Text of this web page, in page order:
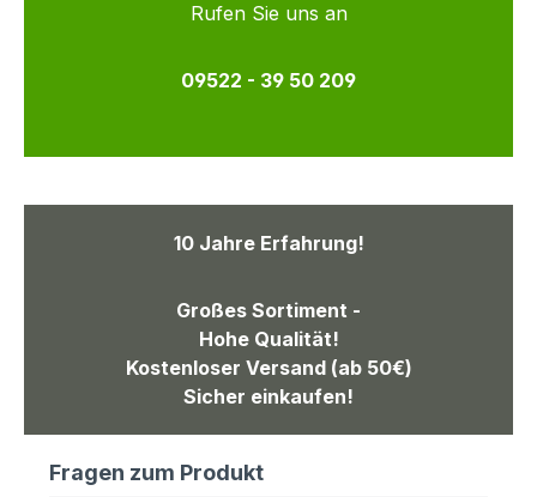
Rufen Sie uns an
09522 - 39 50 209
10 Jahre Erfahrung!
Großes Sortiment -
Hohe Qualität!
Kostenloser Versand (ab 50€)
Sicher einkaufen!
Fragen zum Produkt